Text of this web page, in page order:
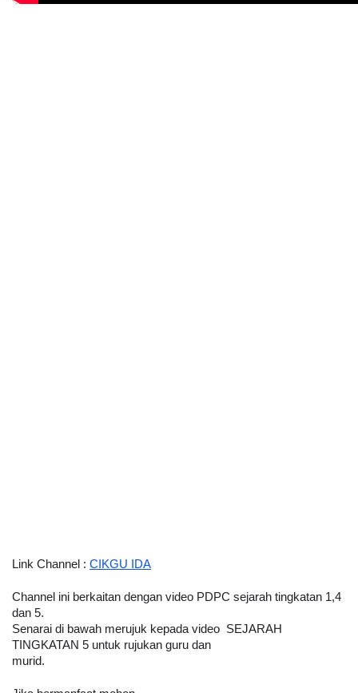
Link Channel : CIKGU IDA
Channel ini berkaitan dengan video PDPC sejarah tingkatan 1,4
dan 5.
Senarai di bawah merujuk kepada video  SEJARAH
TINGKATAN 5 untuk rujukan guru dan